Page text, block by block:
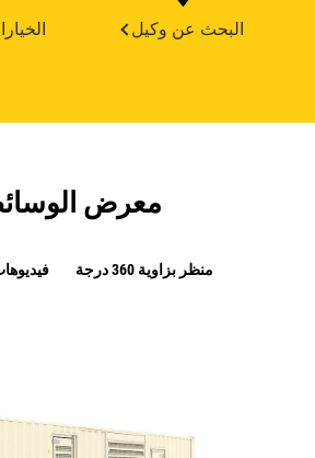
البحث عن وكيل
معرض
منظر بزاوية 360 درجة